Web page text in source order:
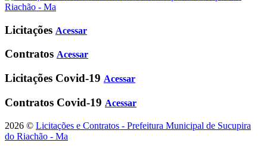
Licitações Acessar
Contratos Acessar
Licitações Covid-19 Acessar
Contratos Covid-19 Acessar
2026 © Licitações e Contratos - Prefeitura Municipal de Sucupira
do Riachão - Ma